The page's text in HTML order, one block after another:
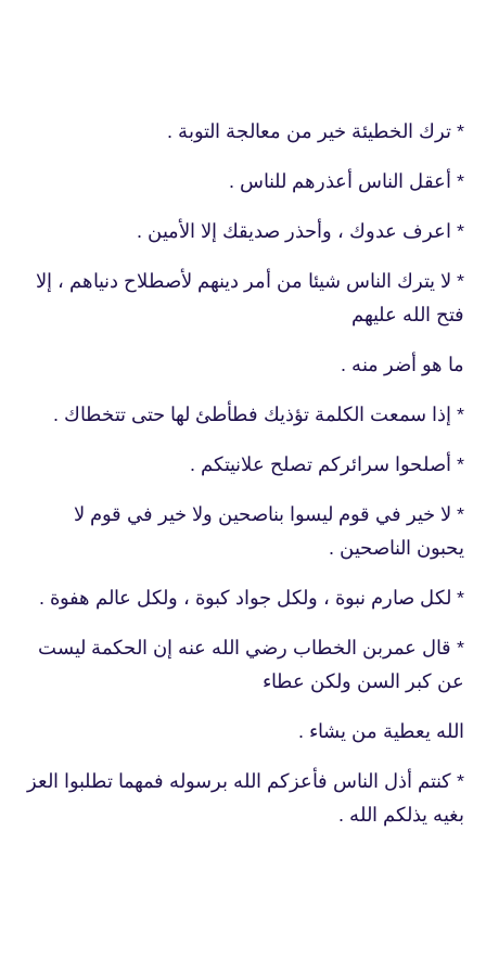
* ترك الخطيئة خير من معالجة التوبة .
* أعقل الناس أعذرهم للناس .
* اعرف عدوك ، وأحذر صديقك إلا الأمين .
* لا يترك الناس شيئا من أمر دينهم لأصطلاح دنياهم ، إلا
فتح الله عليهم
ما هو أضر منه .
* إذا سمعت الكلمة تؤذيك فطأطئ لها حتى تتخطاك .
* أصلحوا سرائركم تصلح علانيتكم .
* لا خير في قوم ليسوا بناصحين ولا خير في قوم لا
يحبون الناصحين .
* لكل صارم نبوة ، ولكل جواد كبوة ، ولكل عالم هفوة .
* قال عمربن الخطاب رضي الله عنه إن الحكمة ليست
عن كبر السن ولكن عطاء
الله يعطية من يشاء .
* كنتم أذل الناس فأعزكم الله برسوله فمهما تطلبوا العز
بغيه يذلكم الله .